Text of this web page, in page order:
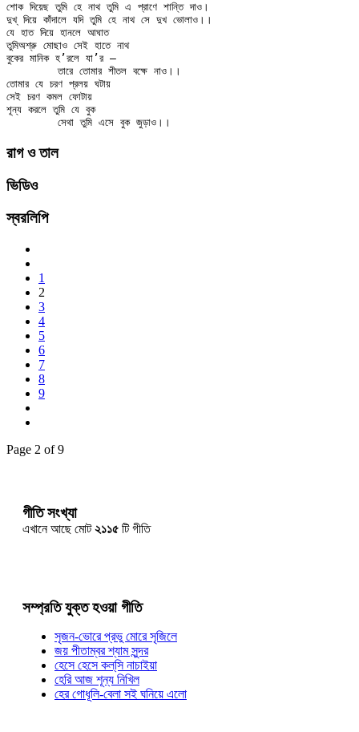
শোক দিয়েছ তুমি হে নাথ তুমি এ প্রাণে শান্তি দাও।
দুখ্ দিয়ে কাঁদালে যদি তুমি হে নাথ সে দুখ ভোলাও।।
যে হাত দিয়ে হানলে আঘাত
তুমিঅশ্রু মোছাও সেই হাতে নাথ
বুকের মানিক হ’রলে যা’র —
	তারে তোমার শীতল বক্ষে নাও।।
তোমার যে চরণ প্রলয় ঘটায়
সেই চরণ কমল ফোটায়
শূন্য করলে তুমি যে বুক
রাগ ও তাল
ভিডিও
স্বরলিপি
1
2
3
4
5
6
7
8
9
Page 2 of 9
গীতি সংখ্যা
এখানে আছে মোট২১১৫ টি গীতি
সম্প্রতি যুক্ত হওয়া গীতি
সৃজন-ভোরে প্রভু মোরে সৃজিলে
জয় পীতাম্বর শ্যাম সুন্দর
হেসে হেসে কল্‌সি নাচাইয়া
হেরি আজ শূন্য নিখিল
হের গোধূলি-বেলা সই ঘনিয়ে এলো